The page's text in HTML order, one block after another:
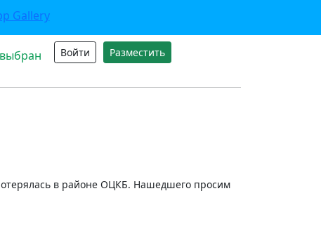
Войти Разместить
в районе ОЦКБ. Нашедшего просим